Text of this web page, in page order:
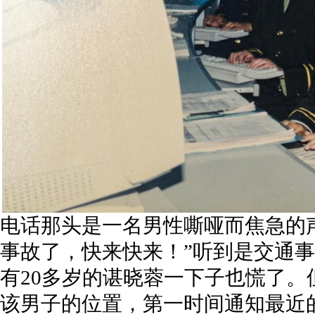
电话那头是一名男性嘶哑而焦急
事故了，快来快来！”听到是交通
有20多岁的谌晓蓉一下子也慌了
该男子的位置，第一时间通知最